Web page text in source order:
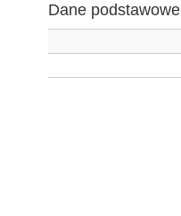
Dane podstawowe